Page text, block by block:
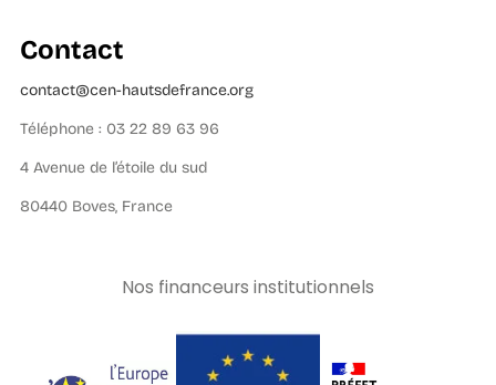
Contact
contact@cen-hautsdefrance.org
Téléphone : 03 22 89 63 96
4 Avenue de l’étoile du sud
80440 Boves, France
Nos financeurs institutionnels